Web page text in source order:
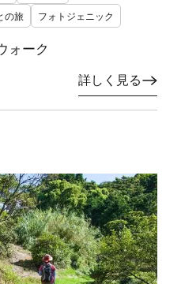
の旅 フォトジェニック
ォーク
詳しく見る